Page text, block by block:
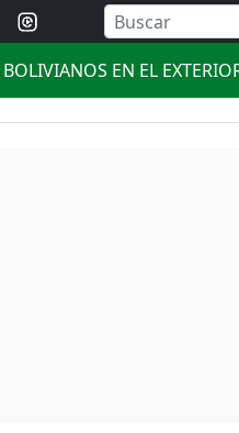
BOLIVIANOS EN EL